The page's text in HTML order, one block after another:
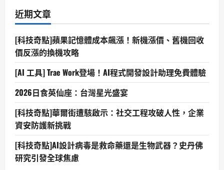
近期文章
[科技奇點]蘋果記憶體成本飆漲！新機漲價、舊機回收
價反漲的換機攻略
[AI 工具] Trae Work登場！AI程式開發設計助理免費體驗
2026日食英仙座：台灣星光盛宴
[科技奇點]華爾街遭駭啟示：社交工程攻破人性，企業
資安防護新挑戰
[科技奇點]AI設計病毒是救命藥還是生物武器？史丹佛
研究引發全球焦慮